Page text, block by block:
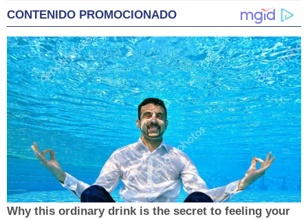
CONTENIDO PROMOCIONADO
Why this ordinary drink is the secret to feeling your